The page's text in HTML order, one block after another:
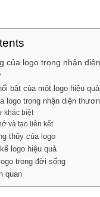
của logo trong nhận
bật của một logo hiệu quả
logo trong nhận diện
khác biệt
và tạo liên kết
thủy của logo
logo hiệu quả
trong đời sống
quan